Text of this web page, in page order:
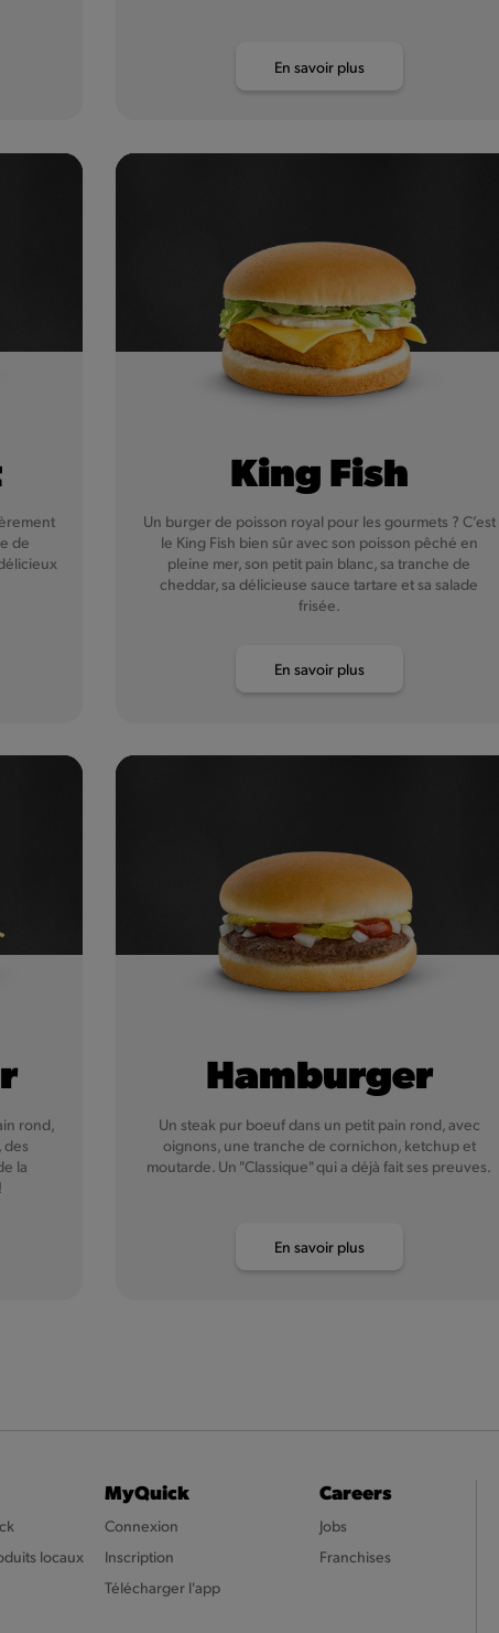
En savoir plus
de
King Fish
Un burger de poisson royal pour les gourmets ? C’est
le King Fish bien sûr avec son poisson pêché en
pleine mer, son petit pain blanc, sa tranche de
cheddar, sa délicieuse sauce tartare et sa salade
frisée.
En savoir plus
rond,
des
la
Hamburger
Un steak pur boeuf dans un petit pain rond, avec
oignons, une tranche de cornichon, ketchup et
moutarde. Un "Classique" qui a déjà fait ses preuves.
En savoir plus
locaux
MyQuick
Connexion
Inscription
Télécharger l'app
Careers
Jobs
Franchises